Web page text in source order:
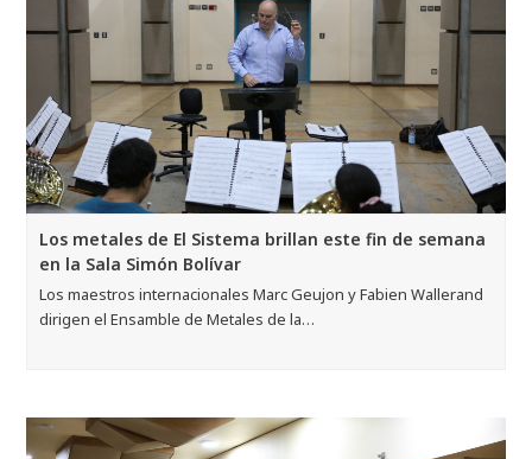
Los metales de El Sistema brillan este fin de semana
en la Sala Simón Bolívar
Los maestros internacionales Marc Geujon y Fabien Wallerand
dirigen el Ensamble de Metales de la…